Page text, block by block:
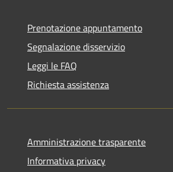
Prenotazione appuntamento
Segnalazione disservizio
Leggi le FAQ
Richiesta assistenza
Amministrazione trasparente
Informativa privacy